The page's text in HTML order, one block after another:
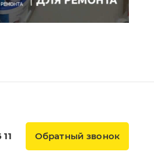
Обратный звонок